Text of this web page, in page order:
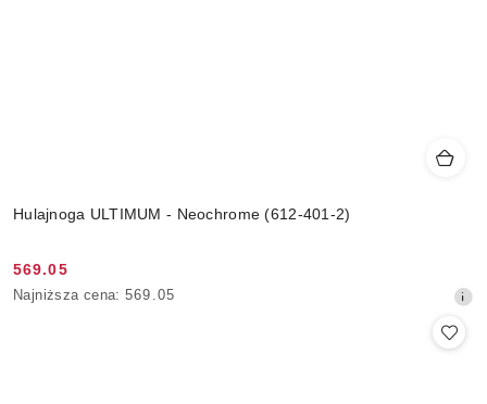
Hulajnoga ULTIMUM - Neochrome (612-401-2)
Cena
promocyjna:
569.05
Najniższa
Najniższa cena: 569.05